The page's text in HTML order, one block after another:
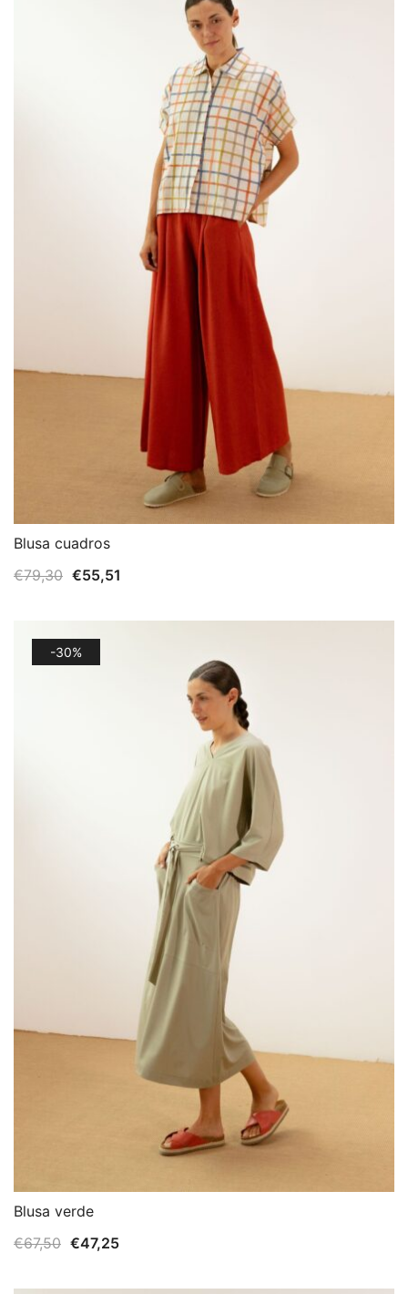
Blusa cuadros
€79,30 El
original
era:
€79,30.
€55,51
actual
-30%
Blusa verde
€67,50 El
original
€47,25El
actual